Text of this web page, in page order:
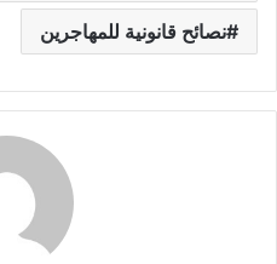
نصائح قانونية للمهاجرين